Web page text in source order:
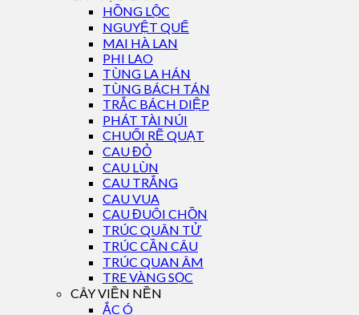
HỒNG LỘC
NGUYỆT QUẾ
MAI HÀ LAN
PHI LAO
TÙNG LA HÁN
TÙNG BÁCH TÁN
TRẮC BÁCH DIỆP
PHÁT TÀI NÚI
CHUỐI RẼ QUẠT
CAU ĐỎ
CAU LÙN
CAU TRẮNG
CAU VUA
CAU ĐUÔI CHỒN
TRÚC QUÂN TỬ
TRÚC CẦN CÂU
TRÚC QUAN ÂM
TRE VÀNG SỌC
CÂY VIỀN NỀN
ẮC Ó